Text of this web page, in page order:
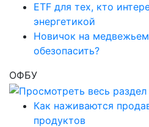
ETF для тех, кто
энергетикой
Новичок на
обезопасить?
ОФБУ
Как наживаются
продуктов